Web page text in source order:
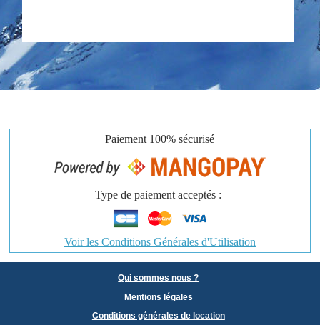
Paiement 100% sécurisé
Type de paiement acceptés :
Voir les Conditions Générales d'Utilisation
Qui sommes nous ?
Mentions légales
Conditions générales de location